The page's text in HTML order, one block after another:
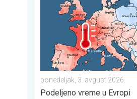
ponedeljak, 3. avgust 2026.
Podeljeno vreme u Evropi